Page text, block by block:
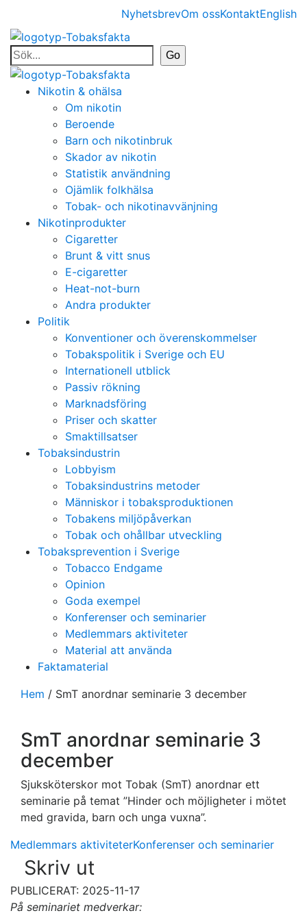
NyhetsbrevOm ossKontaktEnglish
Nikotin & ohälsa
Om nikotin
Beroende
Barn och nikotinbruk
Skador av nikotin
Statistik användning
Ojämlik folkhälsa
Tobak- och nikotinavvänjning
Nikotinprodukter
Cigaretter
Brunt & vitt snus
E-cigaretter
Heat-not-burn
Andra produkter
Politik
Konventioner och överenskommelser
Tobakspolitik i Sverige och EU
Internationell utblick
Passiv rökning
Marknadsföring
Priser och skatter
Smaktillsatser
Tobaksindustrin
Lobbyism
Tobaksindustrins metoder
Människor i tobaksproduktionen
Tobakens miljöpåverkan
Tobak och ohållbar utveckling
Tobaksprevention i Sverige
Tobacco Endgame
Opinion
Goda exempel
Konferenser och seminarier
Medlemmars aktiviteter
Material att använda
Faktamaterial
Hem / SmT anordnar seminarie 3 december
SmT anordnar seminarie 3
december
Sjuksköterskor mot Tobak (SmT) anordnar ett
seminarie på temat ”Hinder och möjligheter i mötet
med gravida, barn och unga vuxna”.
Medlemmars aktiviteterKonferenser och seminarier
Skriv ut
PUBLICERAT: 2025-11-17
På seminariet medverkar: